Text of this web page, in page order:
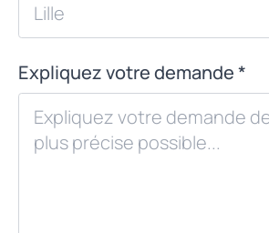
Expliquez votre demande *